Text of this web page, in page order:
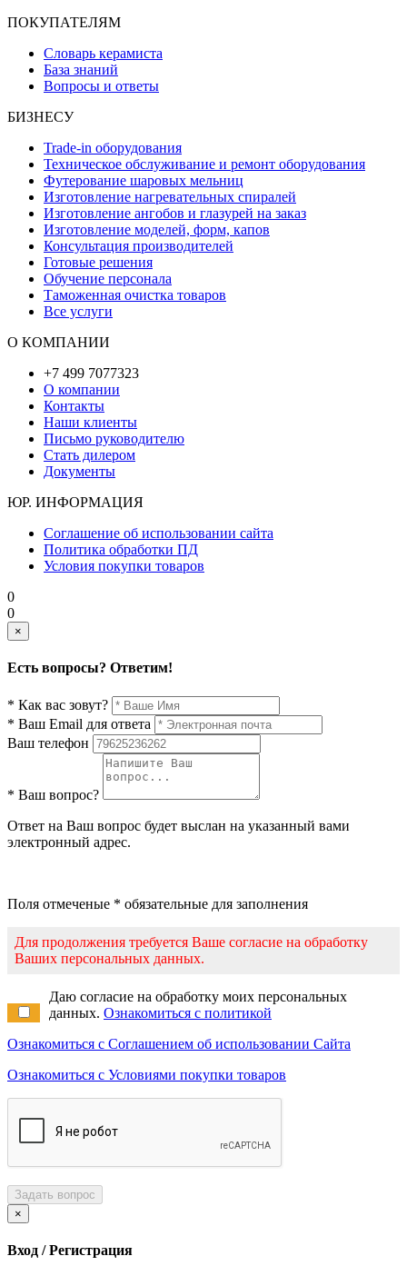
ПОКУПАТЕЛЯМ
Словарь керамиста
База знаний
Вопросы и ответы
БИЗНЕСУ
Trade-in оборудования
Техническое обслуживание и ремонт оборудования
Футерование шаровых мельниц
Изготовление нагревательных спиралей
Изготовление ангобов и глазурей на заказ
Изготовление моделей, форм, капов
Консультация производителей
Готовые решения
Обучение персонала
Таможенная очистка товаров
Все услуги
О КОМПАНИИ
+7 499 7077323
О компании
Контакты
Наши клиенты
Письмо руководителю
Стать дилером
Документы
ЮР. ИНФОРМАЦИЯ
Соглашение об использовании сайта
Политика обработки ПД
Условия покупки товаров
0
0
×
Есть вопросы? Ответим!
* Как вас зовут?
* Ваш Email для ответа
Ваш телефон
* Ваш вопрос?
Ответ на Ваш вопрос будет выслан на указанный вами
электронный адрес.
Поля отмеченые * обязательные для заполнения
Для продолжения требуется Ваше согласие на обработку
Ваших персональных данных.
Даю согласие на обработку моих персональных
данных. Ознакомиться с политикой
Ознакомиться с Соглашением об использовании Сайта
Ознакомиться с Условиями покупки товаров
Задать вопрос
×
Вход / Регистрация